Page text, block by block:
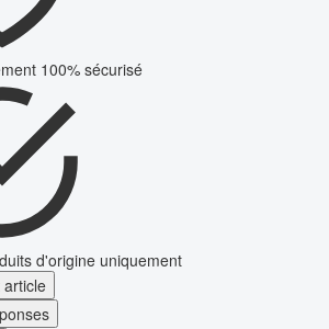
100% sécurisé
d'origine uniquement